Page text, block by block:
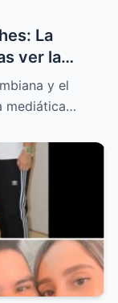
La
ver la
de Jessi
y el
mediática…